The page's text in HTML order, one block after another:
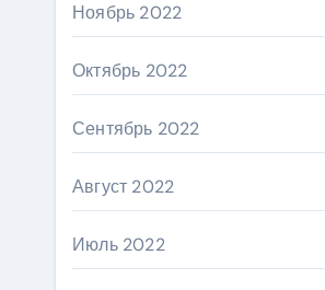
Ноябрь 2022
Октябрь 2022
Сентябрь 2022
Август 2022
Июль 2022